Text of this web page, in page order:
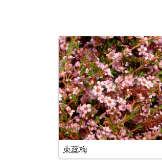
束蕊梅